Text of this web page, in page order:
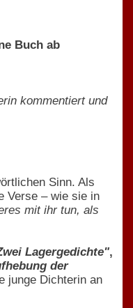
Buch ab
kommentiert und
Sinn. Als
Verse – wie sie in
mit ihr tun, als
Lagergedichte",
der
junge Dichterin an